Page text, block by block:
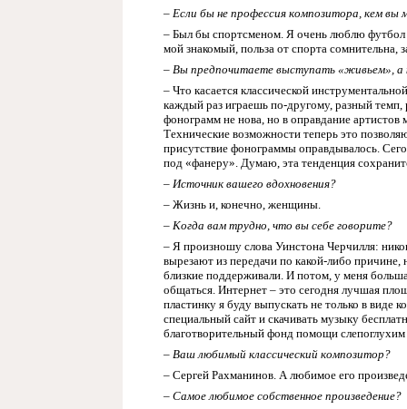
– Если бы не профессия композитора, кем вы
– Был бы спортсменом. Я очень люблю футбол
мой знакомый, польза от спорта сомнительна,
– Вы предпочитаете выступать «живьем»,
– Что касается классической
каждый раз играешь по-другому, разный темп,
фонограмм не нова, но в оправдание артистов
Технические возможности теперь это
присутствие фонограммы оправдывалось.
под «фанеру». Думаю, эта тенденция
– Источник вашего вдохновения?
– Жизнь и, конечно, женщины.
– Когда вам трудно, что вы себе говорите?
– Я произношу слова Уинстона Черчилля:
вырезают из передачи по какой-либо
близкие поддерживали. И потом, у меня
общаться. Интернет – это сегодня лучшая
пластинку я буду выпускать не только в виде
специальный сайт и скачивать музыку
благотворительный фонд помощи слепоглухим
– Ваш любимый классический композитор?
– Сергей Рахманинов. А любимое его
– Самое любимое собственное произведение?